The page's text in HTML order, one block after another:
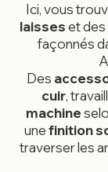
Ici, vous
laisseset des
façonnés
Des
cuir,
machine
unefinition
traverser les